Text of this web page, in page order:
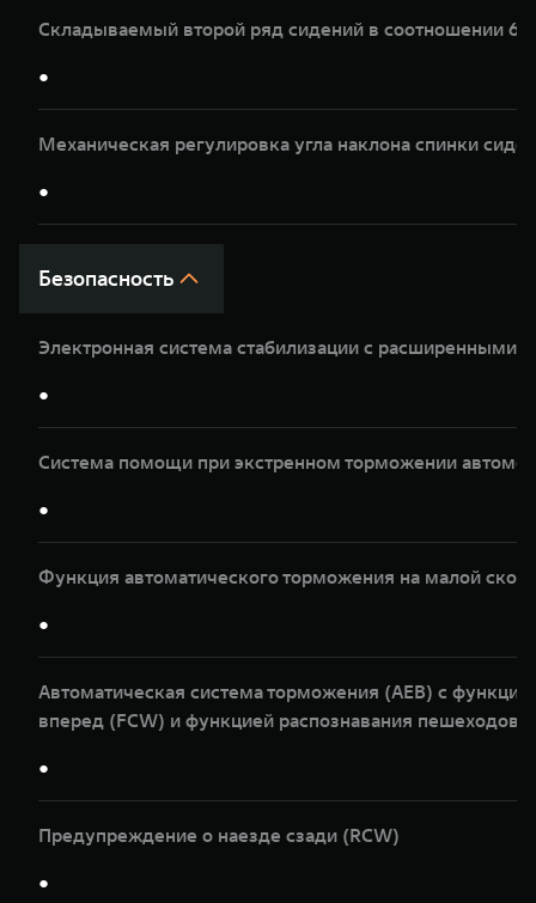
Складываемый второй ряд сидений в соотношении
●
Механическая регулировка угла наклона спинки
●
Безопасность
Электронная система стабилизации с расширенными
●
Система помощи при экстренном торможении
●
Функция автоматического торможения на малой
●
Автоматическая система торможения (AEB) с
вперед (FCW) и функцией распознавания пешеходов
●
Предупреждение о наезде сзади (RCW)
●